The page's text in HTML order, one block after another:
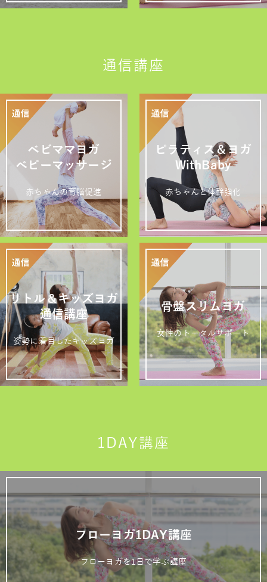
通信講座
ベビママヨガ
ベビーマッサージ
赤ちゃんの育脳促進
ピラティス＆ヨガ
WithBaby
赤ちゃんと体幹強化
リトル＆キッズヨガ
通信講座
姿勢に着目したキッズヨガ
骨盤スリムヨガ
女性のトータルサポート
1DAY講座
フローヨガ1DAY講座
フローヨガを1日で学ぶ講座